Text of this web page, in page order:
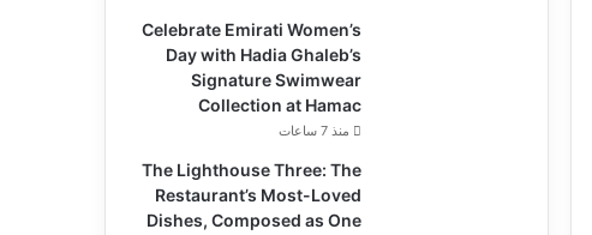
Celebrate Emirati Women’s
Day with Hadia Ghaleb’s
Signature Swimwear
Collection at Hamac
منذ 7 ساعات
The Lighthouse Three: The
Restaurant’s Most-Loved
Dishes, Composed as One